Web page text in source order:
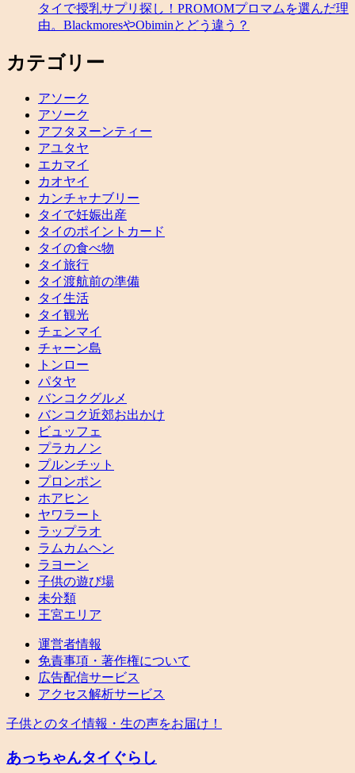
タイで授乳サプリ探し！PROMOMプロマムを選んだ理
由。BlackmoresやObiminとどう違う？
カテゴリー
アソーク
アソーク
アフタヌーンティー
アユタヤ
エカマイ
カオヤイ
カンチャナブリー
タイで妊娠出産
タイのポイントカード
タイの食べ物
タイ旅行
タイ渡航前の準備
タイ生活
タイ観光
チェンマイ
チャーン島
トンロー
パタヤ
バンコクグルメ
バンコク近郊お出かけ
ビュッフェ
プラカノン
プルンチット
プロンポン
ホアヒン
ヤワラート
ラップラオ
ラムカムヘン
ラヨーン
子供の遊び場
未分類
王宮エリア
運営者情報
免責事項・著作権について
広告配信サービス
アクセス解析サービス
子供とのタイ情報・生の声をお届け！
あっちゃんタイぐらし